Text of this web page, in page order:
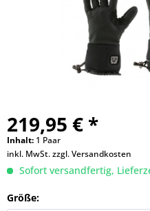
219,95 € *
Inhalt: 1 Paar
inkl. MwSt.zzgl. Versandkosten
Sofort versandfertig,
Größe: